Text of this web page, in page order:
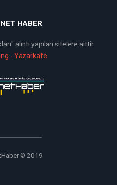
HABER
alıntı yapılan sitelere aittir
© 2019